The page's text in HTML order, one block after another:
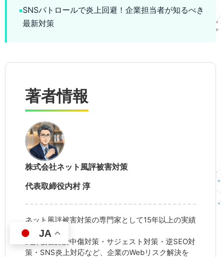
SNSパトロールで炎上回避！企業担当者が知るべき
最新対策
著者情報
株式会社ネット風評被害対策
代表取締役内村 淳
ネット風評被害対策の専門家として15年以上の実績
を持つ。
風評被害誹謗中傷対策・サジェスト対策・逆SEO対
策・SNS炎上対応など、企業のWebリスク解決を
JA